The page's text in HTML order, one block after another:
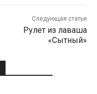
Следующая статья
Рулет из лаваша
«Сытный»